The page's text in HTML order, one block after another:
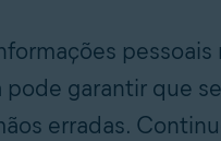
garantir que
erradas.